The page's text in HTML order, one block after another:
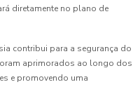
diretamente no plano de
contribui para a segurança do
aprimorados ao longo dos
e promovendo uma